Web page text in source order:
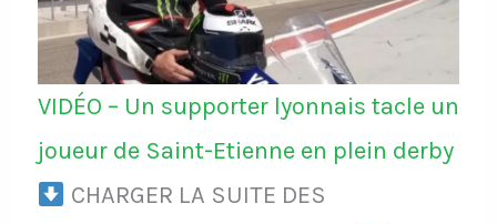
VIDÉO – Un supporter lyonnais tacle un
joueur de Saint-Etienne en plein derby
CHARGER LA SUITE DES